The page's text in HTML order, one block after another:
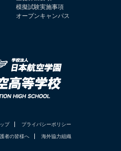
模擬試験実施事項
オープンキャンパス
プ プライバシーポリシー
者の皆様へ 海外協力組織